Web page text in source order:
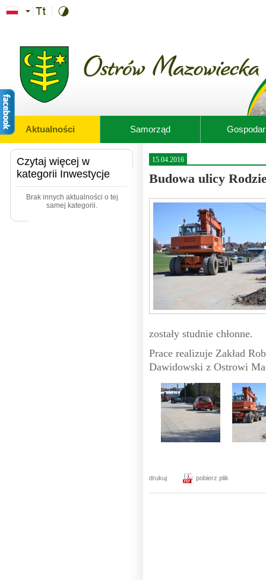
Przejdź do treści
Aktualności Samorząd
Czytaj więcej w
kategorii Inwestycje
Brak innych aktualności o tej
samej kategorii.
15.04.2016
Budowa ulicy
zostały studnie chłonne.
Prace realizuje Zakład
Dawidowski z Ostrowi
drukuj pobierz plik